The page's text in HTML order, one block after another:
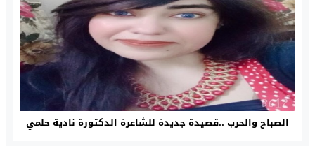
الصباح والحرب ..قصيدة جديدة للشاعرة الدكتورة نادية حلمي